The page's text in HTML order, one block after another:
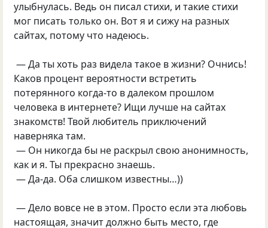
улыбнулась. Ведь он писал стихи, и такие стихи
мог писать только он. Вот я и сижу на разных
сайтах, потому что надеюсь.
— Да ты хоть раз видела такое в жизни? Очнись!
Каков процент вероятности встретить
потерянного когда-то в далеком прошлом
человека в интернете? Ищи лучше на сайтах
знакомств! Твой любитель приключений
наверняка там.
— Он никогда бы не раскрыл свою анонимность,
как и я. Ты прекрасно знаешь.
— Да-да. Оба слишком известны…))
— Дело вовсе не в этом. Просто если эта любовь
настоящая, значит должно быть место, где